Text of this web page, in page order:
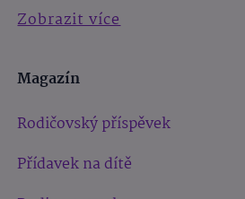
Zobrazit více
Magazín
Rodičovský příspěvek
Přídavek na dítě